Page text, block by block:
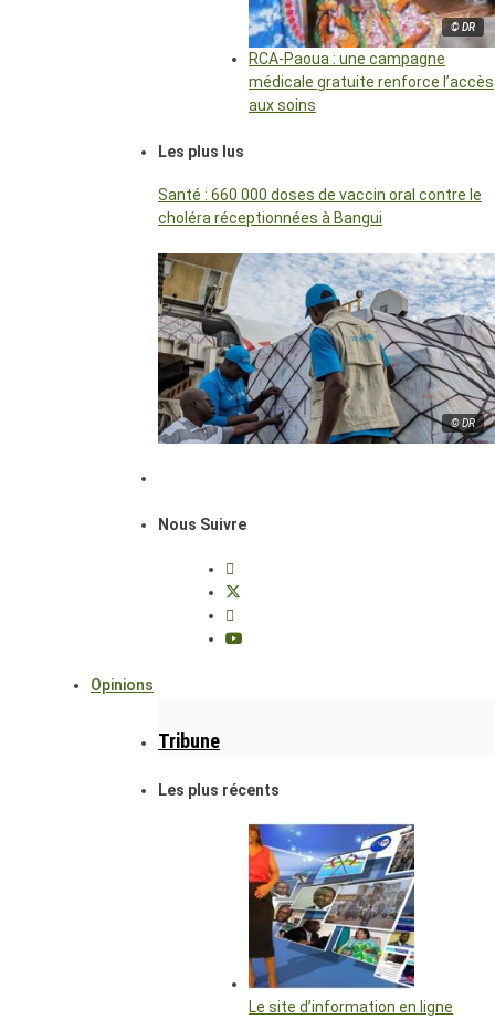
© DR
RCA-Paoua : une campagne
médicale gratuite renforce l’accès
aux soins
Les plus lus
Santé : 660 000 doses de vaccin oral contre le
choléra réceptionnées à Bangui
© DR
Nous Suivre
Opinions
Tribune
Les plus récents
Le site d’information en ligne